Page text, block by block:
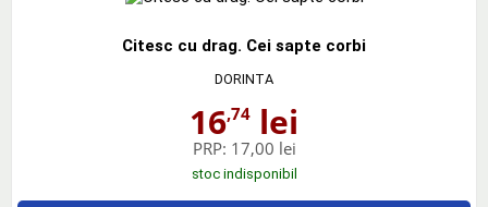
Citesc cu drag. Cei sapte corbi
DORINTA
16,74 lei
PRP: 17,00 lei
stoc indisponibil